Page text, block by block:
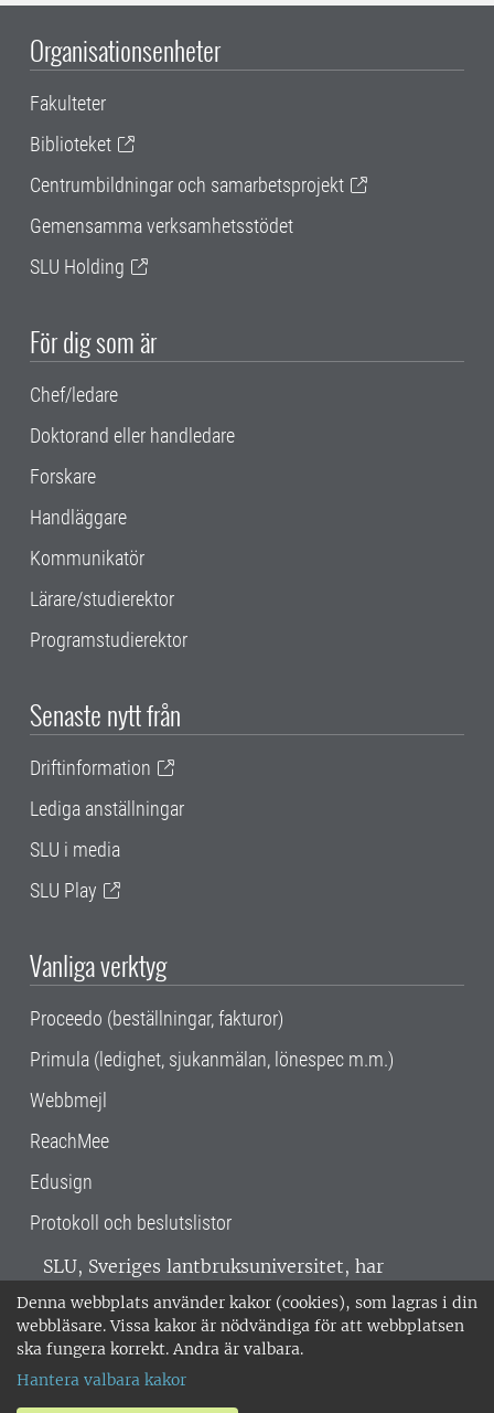
Denna webbplats använder kakor (cookies), som lagras i din
webbläsare. Vissa kakor är nödvändiga för att webbplatsen
ska fungera korrekt. Andra är valbara.
Hantera valbara kakor
Organisationsenheter
Fakulteter
Biblioteket
Centrumbildningar och samarbetsprojekt
Gemensamma verksamhetsstödet
SLU Holding
För dig som är
Chef/ledare
Doktorand eller handledare
Forskare
Handläggare
Kommunikatör
Lärare/studierektor
Programstudierektor
Senaste nytt från
Driftinformation
Lediga anställningar
SLU i media
SLU Play
Vanliga verktyg
Proceedo (beställningar, fakturor)
Primula (ledighet, sjukanmälan, lönespec m.m.)
Webbmejl
ReachMee
Edusign
Protokoll och beslutslistor
SLU, Sveriges lantbruksuniversitet, har
verksamhet över hela Sverige. Huvudorter är
Alnarp, Uppsala och Umeå.SLU är
miljöcertifierat enligt ISO 14001. •
018-67 10 00 • Org nr: 202100-2817 •